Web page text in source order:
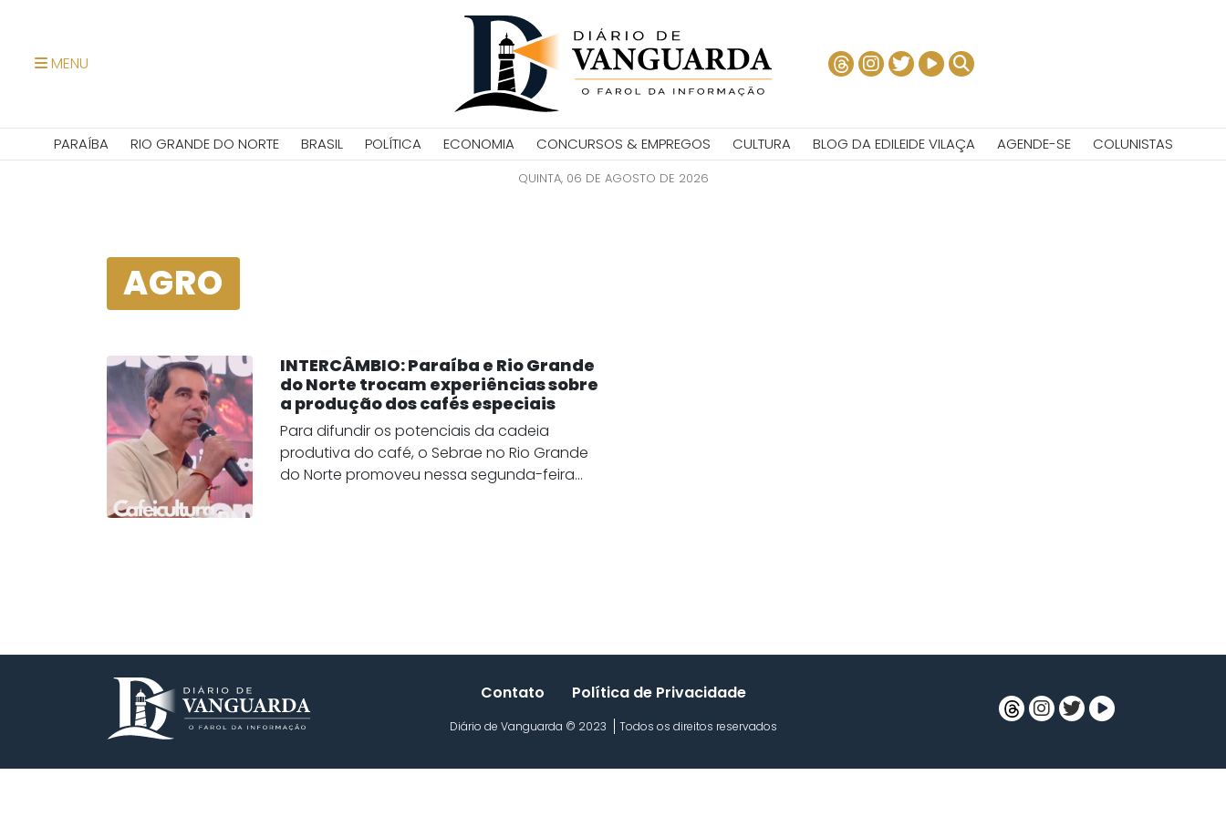
MENU
PARAÍBA RIO GRANDE DO NORTE BRASIL POLÍTICA ECONOMIA CONCURSOS & EMPREGOS CULTURA BLOG DA EDILEIDE VILAÇA AGENDE-SE COLUNISTAS
QUINTA, 06 DE AGOSTO DE 2026
AGRO
INTERCÂMBIO: Paraíba e Rio Grande
do Norte trocam experiências sobre
a produção dos cafés especiais
Para difundir os potenciais da cadeia
produtiva do café, o Sebrae no Rio Grande
do Norte promoveu nessa segunda-feira...
Contato Política de Privacidade
Diário de Vanguarda © 2023 Todos os direitos reservados